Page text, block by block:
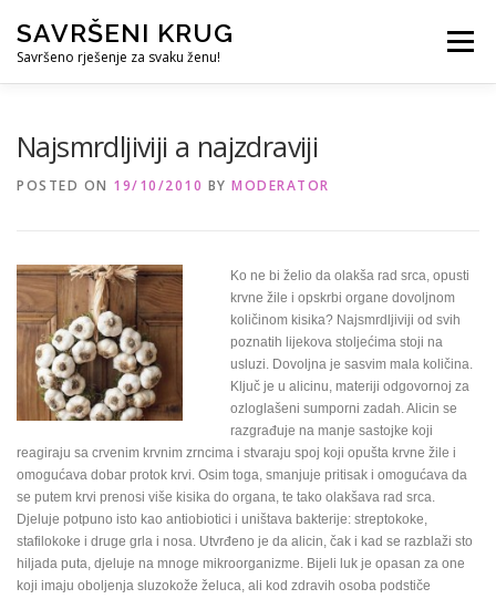
content
SAVRŠENI KRUG
Savršeno rješenje za svaku ženu!
Menu
Najsmrdljiviji a najzdraviji
POSTED ON 19/10/2010 BY MODERATOR
Ko ne bi želio da olakša rad srca, opusti
krvne žile i opskrbi organe dovoljnom
količinom kisika? Najsmrdljiviji od svih
poznatih lijekova stoljećima stoji na
usluzi. Dovoljna je sasvim mala količina.
Ključ je u alicinu, materiji odgovornoj za
ozloglašeni sumporni zadah. Alicin se
razgrađuje na manje sastojke koji
reagiraju sa crvenim krvnim zrncima i stvaraju spoj koji opušta krvne žile i
omogućava dobar protok krvi. Osim toga, smanjuje pritisak i omogućava da
se putem krvi prenosi više kisika do organa, te tako olakšava rad srca.
Djeluje potpuno isto kao antiobiotici i uništava bakterije: streptokoke,
stafilokoke i druge grla i nosa. Utvrđeno je da alicin, čak i kad se razblaži sto
hiljada puta, djeluje na mnoge mikroorganizme. Bijeli luk je opasan za one
koji imaju oboljenja sluzokože želuca, ali kod zdravih osoba podstiče